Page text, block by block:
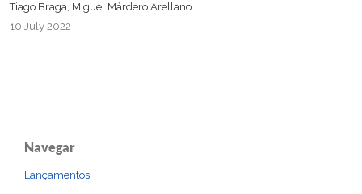
Tiago Braga, Miguel Márdero Arellano
10 July 2022
Navegar
Lançamentos